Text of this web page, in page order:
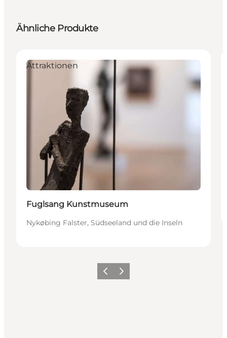
Ähnliche Produkte
Attraktionen
Fuglsang Kunstmuseum
Nykøbing Falster, Südseeland und die Inseln
ZurückWeiter